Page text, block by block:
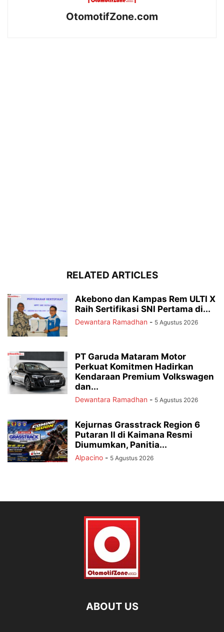
OtomotifZone.com
RELATED ARTICLES
Akebono dan Kampas Rem ULTI X
Raih Sertifikasi SNI Pertama di...
Dewantara Ramadhan - 5 Agustus 2026
PT Garuda Mataram Motor
Perkuat Komitmen Hadirkan
Kendaraan Premium Volkswagen
dan...
Dewantara Ramadhan - 5 Agustus 2026
Kejurnas Grasstrack Region 6
Putaran II di Kaimana Resmi
Diumumkan, Panitia...
Alpacino - 5 Agustus 2026
ABOUT US